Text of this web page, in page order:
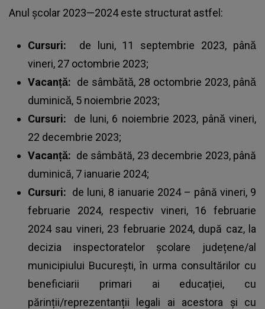
Anul școlar 2023—2024 este structurat astfel:
Cursuri: de luni, 11 septembrie 2023, până
vineri, 27 octombrie 2023;
Vacanță: de sâmbătă, 28 octombrie 2023, până
duminică, 5 noiembrie 2023;
Cursuri: de luni, 6 noiembrie 2023, până vineri,
22 decembrie 2023;
Vacanță: de sâmbătă, 23 decembrie 2023, până
duminică, 7 ianuarie 2024;
Cursuri: de luni, 8 ianuarie 2024 – până vineri, 9
februarie 2024, respectiv vineri, 16 februarie
2024 sau vineri, 23 februarie 2024, după caz, la
decizia inspectoratelor școlare județene/al
municipiului București, în urma consultărilor cu
beneficiarii primari ai educației, cu
părinții/reprezentanții legali ai acestora și cu